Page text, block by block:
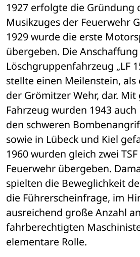
1927 erfolgte die Gründung
Musikzuges der Feuerwehr
1929 wurde die erste
übergeben. Die
Löschgruppenfahrzeug „LF
stellte einen Meilenstein, als
der Grömitzer Wehr, dar.
Fahrzeug wurden 1943 auch
den schweren
sowie in Lübeck und Kiel
1960 wurden gleich zwei
Feuerwehr übergeben.
spielten die Beweglichkeit
die Führerscheinfrage, im
ausreichend große Anzahl an
fahrberechtigten
elementare Rolle.